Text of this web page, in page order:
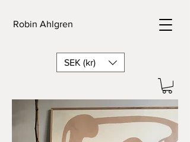
Robin Ahlgren
SEK (kr)